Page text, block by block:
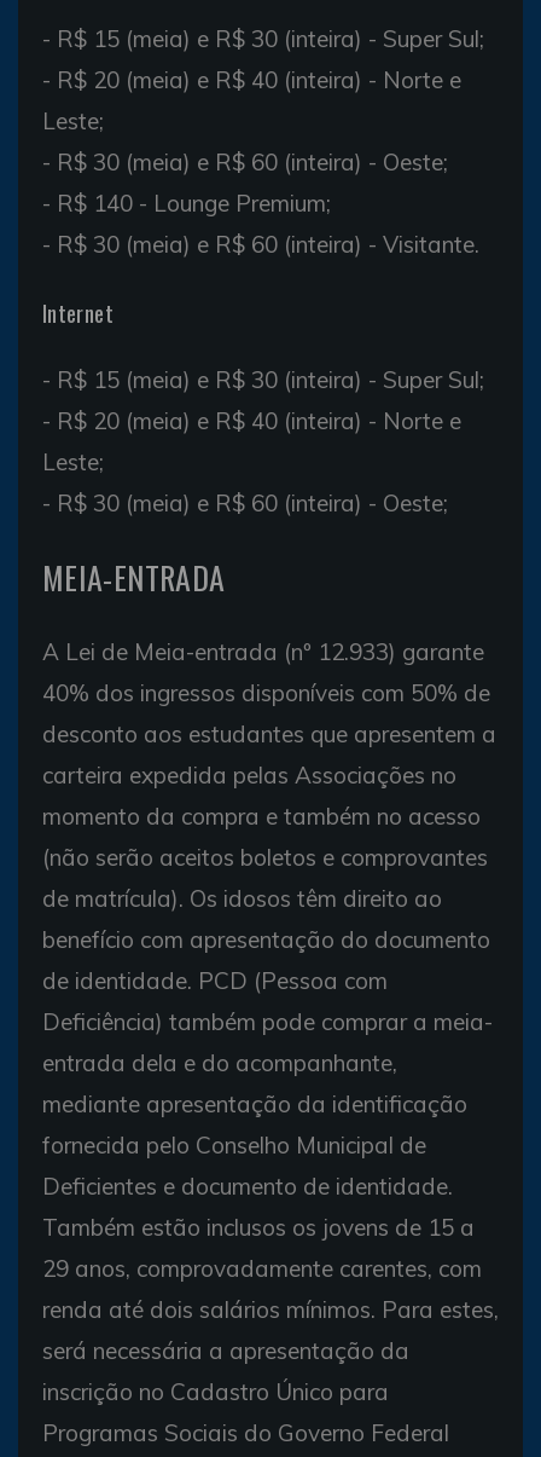
- R$ 15 (meia) e R$ 30 (inteira) - Super Sul;
- R$ 20 (meia) e R$ 40 (inteira) - Norte e
Leste;
- R$ 30 (meia) e R$ 60 (inteira) - Oeste;
- R$ 140 - Lounge Premium;
- R$ 30 (meia) e R$ 60 (inteira) - Visitante.
Internet
- R$ 15 (meia) e R$ 30 (inteira) - Super Sul;
- R$ 20 (meia) e R$ 40 (inteira) - Norte e
Leste;
- R$ 30 (meia) e R$ 60 (inteira) - Oeste;
MEIA-ENTRADA
A Lei de Meia-entrada (nº 12.933) garante
40% dos ingressos disponíveis com 50% de
desconto aos estudantes que apresentem a
carteira expedida pelas Associações no
momento da compra e também no acesso
(não serão aceitos boletos e comprovantes
de matrícula). Os idosos têm direito ao
benefício com apresentação do documento
de identidade. PCD (Pessoa com
Deficiência) também pode comprar a meia-
entrada dela e do acompanhante,
mediante apresentação da identificação
fornecida pelo Conselho Municipal de
Deficientes e documento de identidade.
Também estão inclusos os jovens de 15 a
29 anos, comprovadamente carentes, com
renda até dois salários mínimos. Para estes,
será necessária a apresentação da
inscrição no Cadastro Único para
Programas Sociais do Governo Federal